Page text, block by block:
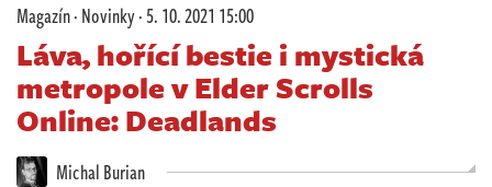
Redakce
Živě
Magazín·Novinky·5. 10. 2021 15:00
Láva, hořící bestie i mystická
metropole v Elder Scrolls
Online: Deadlands
Michal Burian